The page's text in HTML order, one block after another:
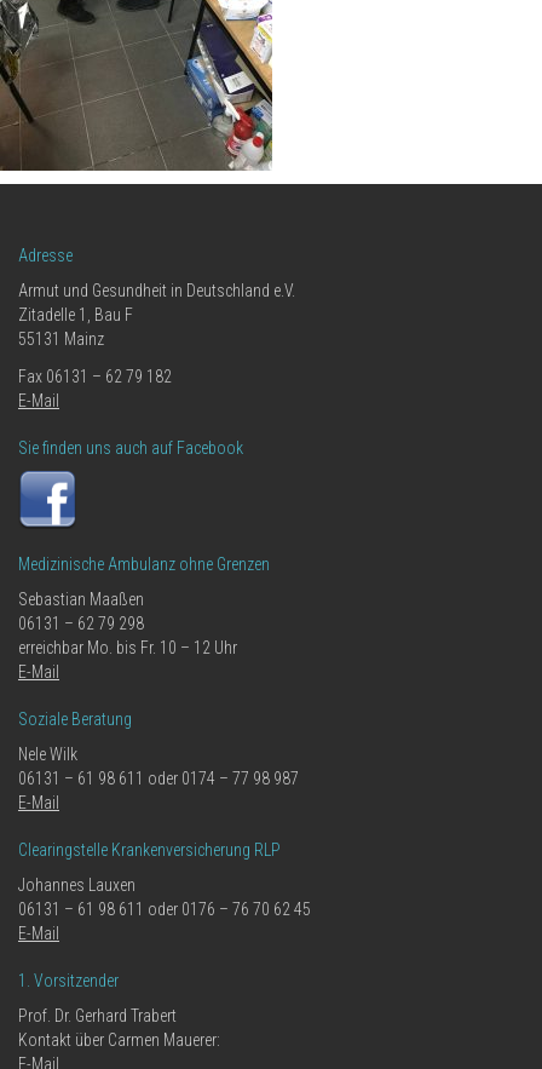
Adresse
Armut und Gesundheit in Deutschland e.V.
Zitadelle 1, Bau F
55131 Mainz
Fax 06131 – 62 79 182
E-Mail
Sie finden uns auch auf Facebook
Medizinische Ambulanz ohne Grenzen
Sebastian Maaßen
06131 – 62 79 298
erreichbar Mo. bis Fr. 10 – 12 Uhr
E-Mail
Soziale Beratung
Nele Wilk
06131 – 61 98 611 oder 0174 – 77 98 987
E-Mail
Clearingstelle Krankenversicherung RLP
Johannes Lauxen
06131 – 61 98 611 oder 0176 – 76 70 62 45
E-Mail
1. Vorsitzender
Prof. Dr. Gerhard Trabert
Kontakt über Carmen Mauerer:
E-Mail